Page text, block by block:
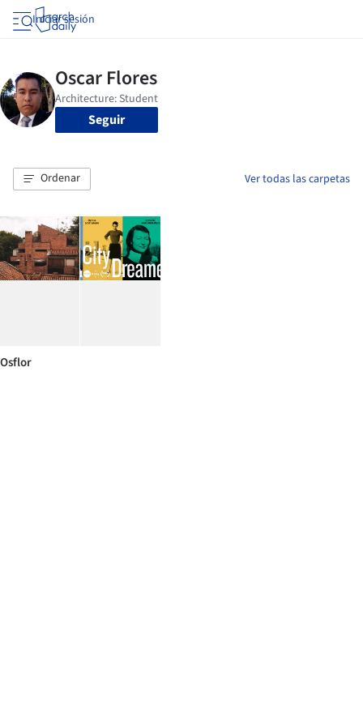
Iniciar sesión
Seguir
Ordenar Ver todas las carpetas
Osflor